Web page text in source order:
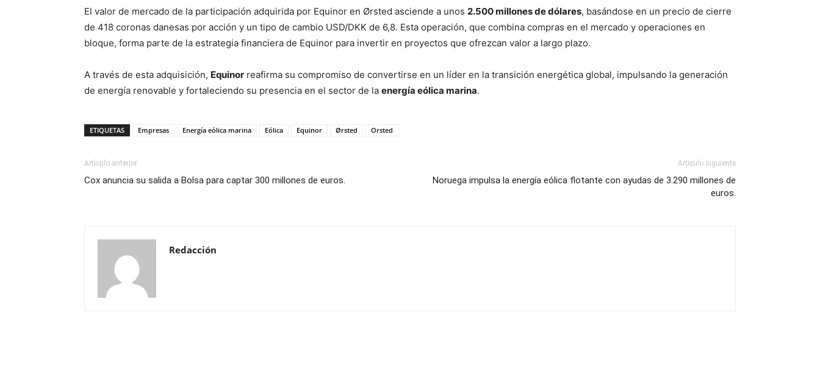
El valor de mercado de la participación adquirida por Equinor en Ørsted asciende a unos 2.500 millones de dólares, basándose en un precio de cierre
de 418 coronas danesas por acción y un tipo de cambio USD/DKK de 6,8. Esta operación, que combina compras en el mercado y operaciones en
bloque, forma parte de la estrategia financiera de Equinor para invertir en proyectos que ofrezcan valor a largo plazo.
A través de esta adquisición, Equinor reafirma su compromiso de convertirse en un líder en la transición energética global, impulsando la generación
de energía renovable y fortaleciendo su presencia en el sector de la energía eólica marina.
ETIQUETAS Empresas Energía eólica marina Eólica Equinor Ørsted Orsted
Artículo anterior
Cox anuncia su salida a Bolsa para captar 300 millones de euros.
Artículo siguiente
Noruega impulsa la energía eólica flotante con ayudas de 3.290 millones de
euros.
Redacción